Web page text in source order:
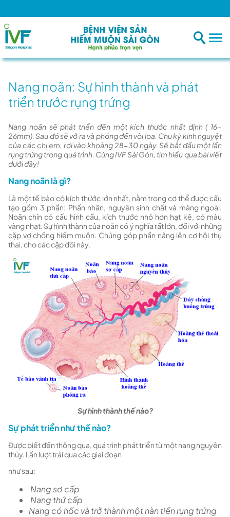
Nang noãn: Sự hình thành và phát
triển trước rụng trứng
Nang noãn sẽ phát triển đến một kích thước nhất định ( 16-
26mm). Sau đó sẽ vỡ ra và phóng đến vòi loa. Chu kỳ kinh nguyệt
của các chị em, rơi vào khoảng 28-30 ngày. Sẽ bắt đầu một lần
rụng trứng trong quá trình. Cùng IVF Sài Gòn, tìm hiểu qua bài viết
dưới đây!
Nang noãn là gì?
Là một tế bào có kích thước lớn nhất, nằm trong cơ thể được cấu
tạo gồm 3 phần: Phần nhân, nguyên sinh chất và màng ngoài.
Noãn chín có cấu hình cầu, kích thước nhỏ hơn hạt kê, có màu
vàng nhạt. Sự hình thành của noãn có ý nghĩa rất lớn, đối với những
cặp vợ chồng hiếm muộn. Chúng góp phần nâng lên cơ hội thụ
thai, cho các cặp đôi này.
Sự hình thành thế nào?
Sự phát triển như thế nào?
Được biết đến thông qua, quá trình phát triển từ một nang nguyên
thủy. Lần lượt trải qua các giai đoạn
như sau:
Nang sơ cấp
Nang thứ cấp
Nang có hốc và trở thành một nàn tiền rụng trứng